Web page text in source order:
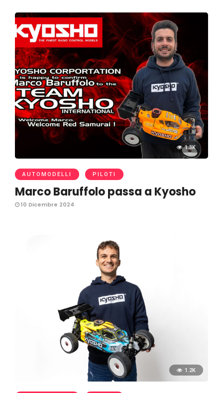
1.3K
AUTOMODELLI PILOTI
Marco Baruffolo passa a Kyosho
10 Dicembre 2024
1.2K